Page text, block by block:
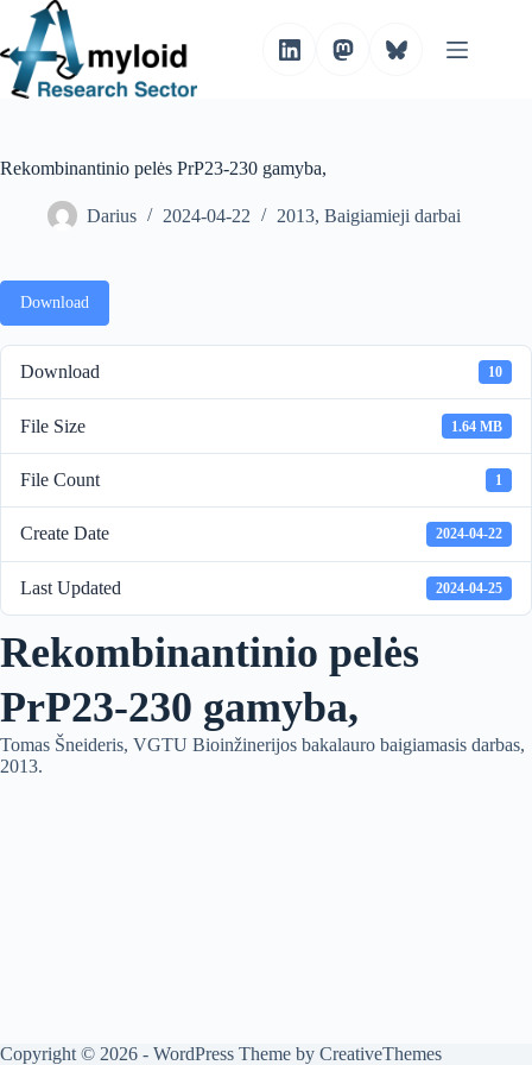
i
o
n
Rekombinantinio pelės PrP23-230 gamyba,
Darius 2024-04-22 2013, Baigiamieji darbai
Download
Download 10
File Size 1.64 MB
File Count 1
Create Date 2024-04-22
Last Updated 2024-04-25
Rekombinantinio pelės
PrP23-230 gamyba,
Tomas Šneideris, VGTU Bioinžinerijos bakalauro baigiamasis darbas,
2013.
Copyright © 2026 - WordPress Theme by CreativeThemes